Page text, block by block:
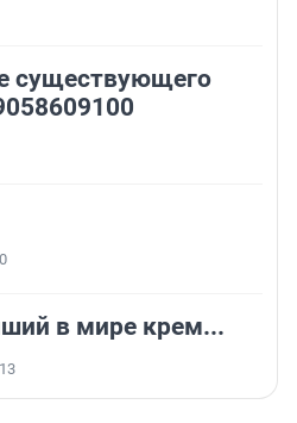
существующего
в мире крем...